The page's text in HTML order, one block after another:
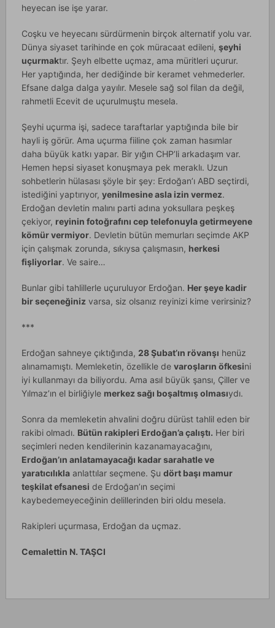
heyecan ise işe yarar.
Coşku ve heyecanı sürdürmenin birçok alternatif yolu var.
Dünya siyaset tarihinde en çok müracaat edileni, şeyhi
uçurmaktır. Şeyh elbette uçmaz, ama müritleri uçurur.
Her yaptığında, her dediğinde bir keramet vehmederler.
Efsane dalga dalga yayılır. Mesele sağ sol filan da değil,
rahmetli Ecevit de uçurulmuştu mesela.
Şeyhi uçurma işi, sadece taraftarlar yaptığında bile bir
hayli iş görür. Ama uçurma fiiline çok zaman hasımlar
daha büyük katkı yapar. Bir yığın CHP’li arkadaşım var.
Hemen hepsi siyaset konuşmaya pek meraklı. Uzun
sohbetlerin hülasası şöyle bir şey: Erdoğan’ı ABD seçtirdi,
istediğini yaptırıyor, yenilmesine asla izin vermez.
Erdoğan devletin malını parti adına yoksullara peşkeş
çekiyor, reyinin fotoğrafını cep telefonuyla getirmeyene
kömür vermiyor. Devletin bütün memurları seçimde AKP
için çalışmak zorunda, sıkıysa çalışmasın, herkesi
fişliyorlar. Ve saire…
Bunlar gibi tahlillerle uçuruluyor Erdoğan. Her şeye kadir
bir seçeneğiniz varsa, siz olsanız reyinizi kime verirsiniz?
***
Erdoğan sahneye çıktığında, 28 Şubat’ın rövanşı henüz
alınamamıştı. Memleketin, özellikle de varoşların öfkesini
iyi kullanmayı da biliyordu. Ama asıl büyük şansı, Çiller ve
Yılmaz’ın el birliğiyle merkez sağı boşaltmış olmasıydı.
Sonra da memleketin ahvalini doğru dürüst tahlil eden bir
rakibi olmadı. Bütün rakipleri Erdoğan’a çalıştı. Her biri
seçimleri neden kendilerinin kazanamayacağını,
Erdoğan’ın anlatamayacağı kadar sarahatle ve
yaratıcılıklaanlattılar seçmene. Şu dört başı mamur
teşkilat efsanesi de Erdoğan’ın seçimi
kaybedemeyeceğinin delillerinden biri oldu mesela.
Rakipleri uçurmasa, Erdoğan da uçmaz.
Cemalettin N. TAŞCI